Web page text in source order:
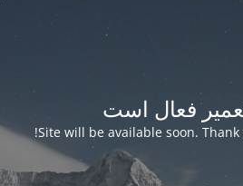
فعال است
Site will be available soon.